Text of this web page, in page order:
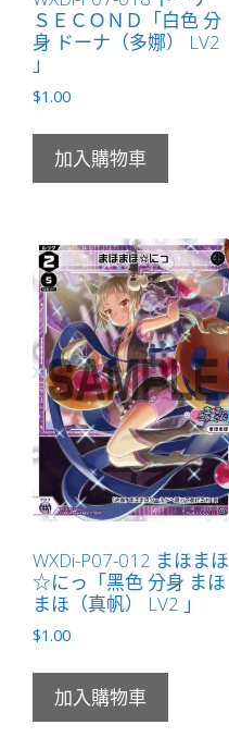
ＳＥＣＯＮＤ「白色 分
身 ドーナ（多娜） LV2
」
$1.00
加入購物車
WXDi-P07-012 まほまほ
☆にっ「黑色 分身 まほ
まほ（真帆） LV2 」
$1.00
加入購物車